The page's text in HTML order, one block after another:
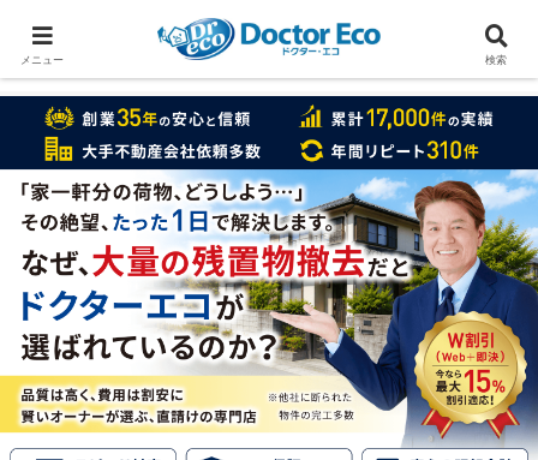
家をまるごと片付けたいなら
実績数１万7000件のドクターエコ
メニュー 検索